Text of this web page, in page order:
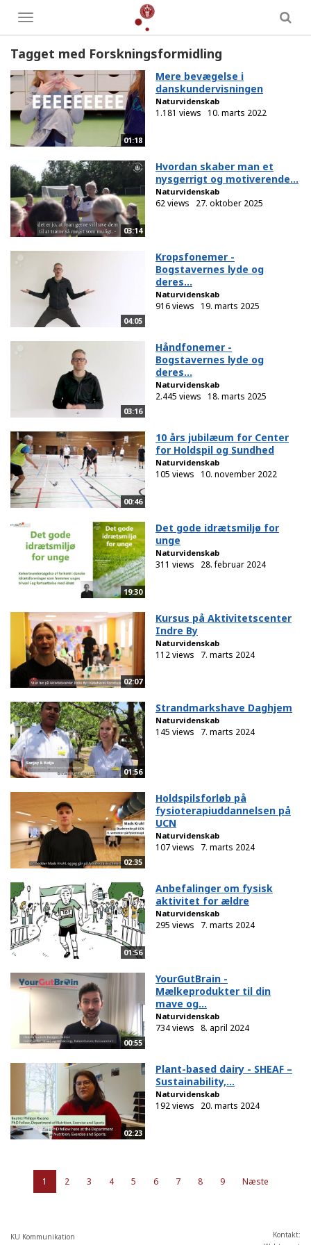
Toggle
menu
Tagget med Forskningsformidling
01:18
Mere bevægelse i
danskundervisningen
Naturvidenskab
1.181 views 10. marts 2022
03:14
Hvordan skaber man et
nysgerrigt og motiverende...
Naturvidenskab
62 views 27. oktober 2025
04:05
Kropsfonemer -
Bogstavernes lyde og
deres...
Naturvidenskab
916 views 19. marts 2025
03:16
Håndfonemer -
Bogstavernes lyde og
deres...
Naturvidenskab
2.445 views 18. marts 2025
00:46
10 års jubilæum for Center
for Holdspil og Sundhed
Naturvidenskab
105 views 10. november 2022
19:30
Det gode idrætsmiljø for
unge
Naturvidenskab
311 views 28. februar 2024
02:07
Kursus på Aktivitetscenter
Indre By
Naturvidenskab
112 views 7. marts 2024
01:56
Strandmarkshave Daghjem
Naturvidenskab
145 views 7. marts 2024
02:35
Holdspilsforløb på
fysioterapiuddannelsen på
UCN
Naturvidenskab
107 views 7. marts 2024
01:56
Anbefalinger om fysisk
aktivitet for ældre
Naturvidenskab
295 views 7. marts 2024
00:55
YourGutBrain -
Mælkeprodukter til din
mave og...
Naturvidenskab
734 views 8. april 2024
02:23
Plant-based dairy - SHEAF –
Sustainability,...
Naturvidenskab
192 views 20. marts 2024
1 2 3 4 5 6 7 8 9 Næste
KU Kommunikation
Kontakt: